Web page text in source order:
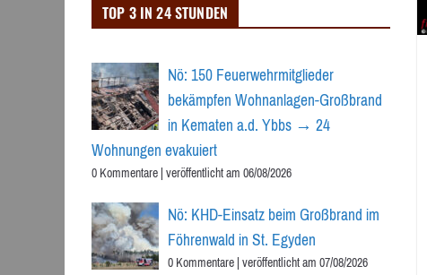
TOP 3 IN 24 STUNDEN
Nö: 150 Feuerwehrmitglieder
bekämpfen Wohnanlagen-Großbrand
in Kematen a.d. Ybbs → 24
Wohnungen evakuiert
0 Kommentare|veröffentlicht am 06/08/2026
Nö: KHD-Einsatz beim Großbrand im
Föhrenwald in St. Egyden
0 Kommentare|veröffentlicht am 07/08/2026